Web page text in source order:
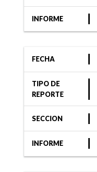
INFORME
FECHA
TIPO DE
REPORTE
SECCION
INFORME